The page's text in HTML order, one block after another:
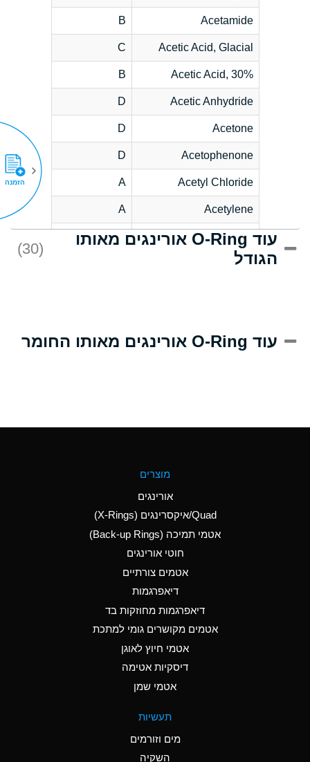
Acetamide
B
Acetic Acid, Glacial
C
Acetic Acid, 30%
B
Acetic Anhydride
D
Acetone
D
Acetophenone
D
Acetyl Chloride
A
Acetylene
A
Acrlylonitrile
C
Adipic Acid
(Aqueous)
Aluminum Nitrate
(Aqueous)
Aluminum Phosphate
Ammonia Anhydrous
D
Ammonia Gas (cold)
D
Ammonia Gas (hot)
עוד O-Ring אורינגים מאותו
הגודל
(30)
עוד O-Ring אורינגים מאותו החומר
מוצרים
אורינגים
Quad/איקסרינגים (X-Rings)
אטמי תמיכה (Back-up Rings)
חוטי אורינגים
אטמים צורתיים
דיאפרגמות
דיאפרגמות מחוזקות בד
אטמים מקושרים גומי למתכת
אטמי חיוץ לאוגן
דיסקיות אטימה
אטמי שמן
תעשיות
מים וזורמים
השקיה
הזמנה